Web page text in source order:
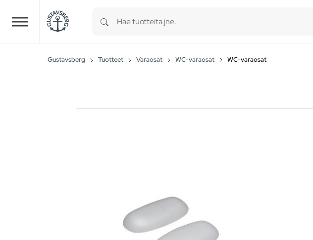
Skip to main content
Gustavsberg Tuotteet Varaosat WC-varaosat WC-varaosat